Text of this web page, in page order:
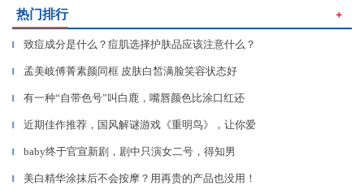
热门排行 ＋
▎ 致痘成分是什么？痘肌选择护肤品应该注意什么？
▎ 孟美岐傅菁素颜同框 皮肤白皙满脸笑容状态好
▎ 有一种“自带色号”叫白鹿，嘴唇颜色比涂口红还
▎ 近期佳作推荐，国风解谜游戏《重明鸟》，让你爱
▎ baby终于官宣新剧，剧中只演女二号，得知男
▎ 美白精华涂抹后不会按摩？用再贵的产品也没用！